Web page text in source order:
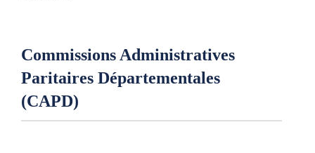
Commissions Administratives
Paritaires Départementales
(CAPD)